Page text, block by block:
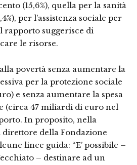
(15,6%), quella per la sanità
per l’assistenza sociale per
rapporto suggerisce di
le risorse.
povertà senza aumentare la
per la protezione sociale
e senza aumentare la spesa
(circa 47 miliardi di euro nel
In proposito, nella
della Fondazione
linee guida: “E’ possibile –
– destinare ad un